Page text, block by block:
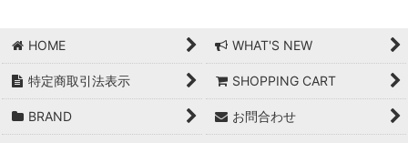
HOME WHAT'S NEW
特定商取引法表示 SHOPPING CART
BRAND お問合わせ